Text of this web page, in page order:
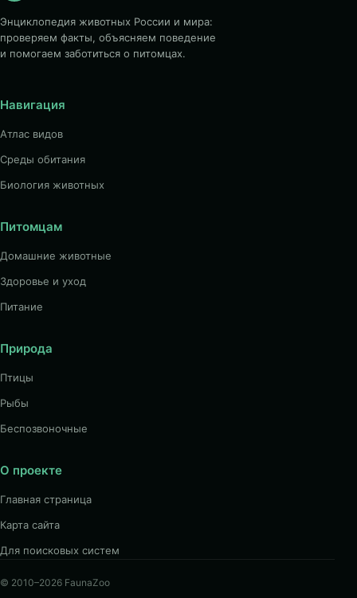
Энциклопедия животных России и мира:
проверяем факты, объясняем поведение
и помогаем заботиться о питомцах.
Навигация
Атлас видов
Среды обитания
Биология животных
Питомцам
Домашние животные
Здоровье и уход
Питание
Природа
Птицы
Рыбы
Беспозвоночные
О проекте
Главная страница
Карта сайта
Для поисковых систем
© 2010–2026 FaunaZoo